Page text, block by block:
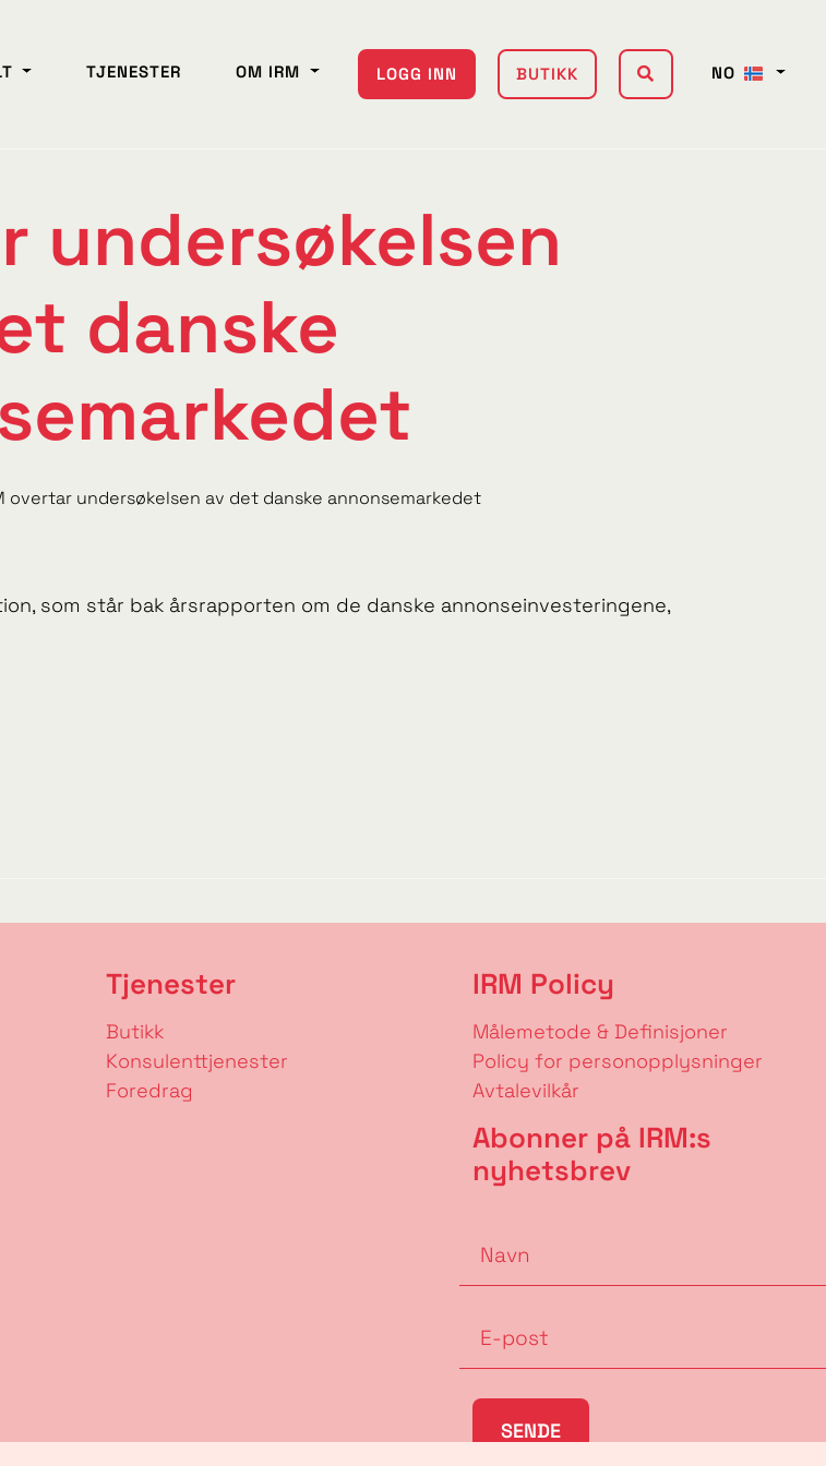
TJENESTER OM IRM LOGG INN BUTIKK NO
undersøkelsen
danske
overtar undersøkelsen av det danske annonsemarkedet
som står bak årsrapporten om de danske annonseinvesteringene,
Tjenester
Butikk
Konsulenttjenester
Foredrag
IRM Policy
Målemetode & Definisjoner
Policy for personopplysninger
Avtalevilkår
Abonner på IRM:s
nyhetsbrev
SENDE